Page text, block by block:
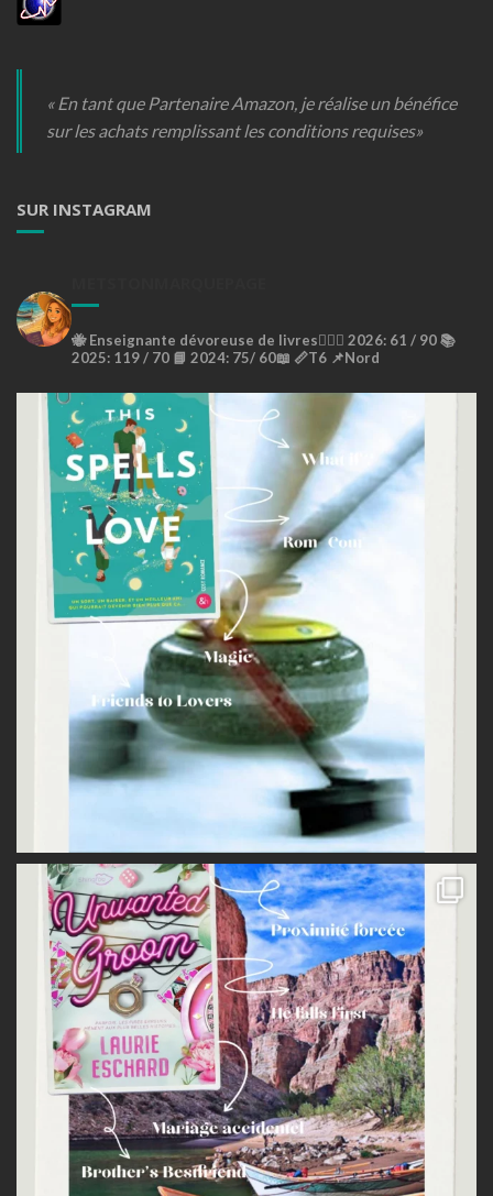
« En tant que Partenaire Amazon, je réalise un bénéfice
sur les achats remplissant les conditions requises»
SUR INSTAGRAM
🐝Enseignante dévoreuse de livres🙇🏼‍♀️ 2026: 61 / 90 📚
2025: 119 / 70 📘 2024: 75/ 60📖 📏T6 📌Nord